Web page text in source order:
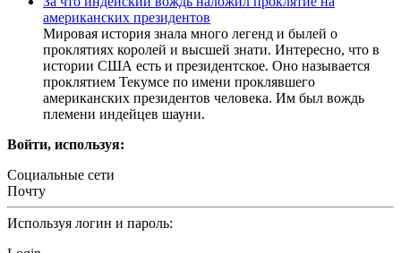
американских президентов
Мировая история знала много легенд и былей о
проклятиях королей и высшей знати. Интересно, что в
истории США есть и президентское. Оно называется
проклятием Текумсе по имени проклявшего
американских президентов человека. Им был вождь
племени индейцев шауни.
Войти, используя:
Социальные сети
Почту
Используя логин и пароль: